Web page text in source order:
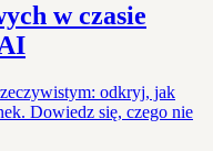
w czasie
odkryj, jak
Dowiedz się, czego nie